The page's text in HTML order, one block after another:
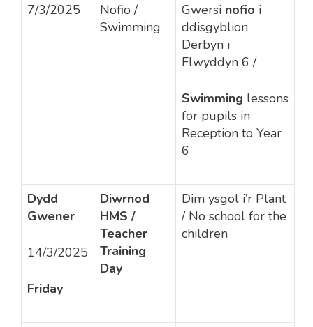
7/3/2025
Nofio /
Swimming
Gwersi nofio i
ddisgyblion
Derbyn i
Flwyddyn 6 /
Swimming lessons
for pupils in
Reception to Year
6
Dydd
Gwener
14/3/2025
Friday
Diwrnod
HMS /
Teacher
Training
Day
Dim ysgol i’r Plant
/ No school for the
children